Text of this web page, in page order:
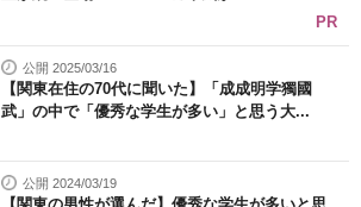
PR
公開 2025/03/16
【関東在住の70代に聞いた】「成成明学獨國
武」の中で「優秀な学生が多い」と思う大...
公開 2024/03/19